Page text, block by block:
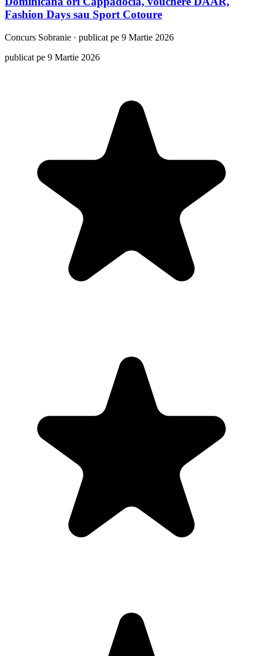
Fashion Days sau Sport Cotoure
Concurs Sobranie · publicat pe 9 Martie 2026
publicat pe 9 Martie 2026